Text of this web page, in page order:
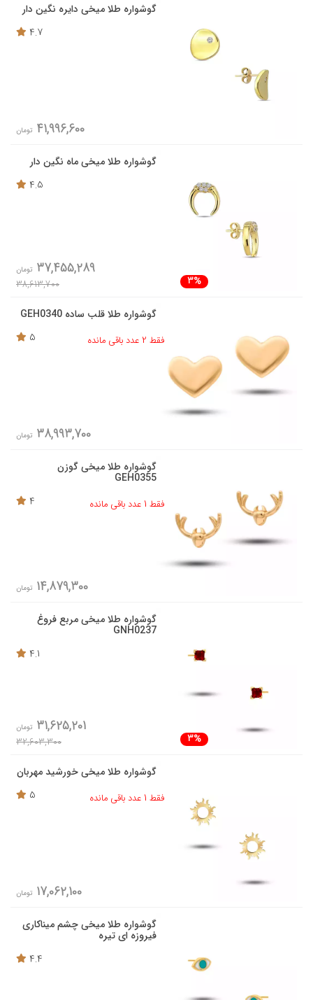
گوشواره طلا میخی دایره نگین دار
4.7
41,996,600 تومان
گوشواره طلا میخی ماه نگین دار
4.5
3%
37,455,289 تومان
38,613,700
گوشواره طلا قلب ساده GEH0340
فقط 2 عدد باقی مانده
5
38,993,700 تومان
گوشواره طلا میخی گوزن
GEH0355
فقط 1 عدد باقی مانده
4
14,879,300 تومان
گوشواره طلا میخی مربع فروغ
GNH0237
4.1
3%
31,625,201 تومان
32,603,300
گوشواره طلا میخی خورشید مهربان
فقط 1 عدد باقی مانده
5
17,062,100 تومان
گوشواره طلا میخی چشم میناکاری
فیروزه ای تیره
4.4